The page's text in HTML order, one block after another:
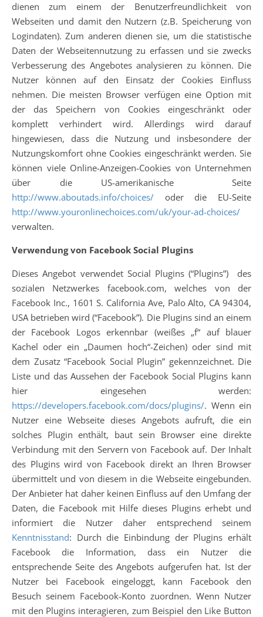
dienen zum einem der Benutzerfreundlichkeit von
Webseiten und damit den Nutzern (z.B. Speicherung von
Logindaten). Zum anderen dienen sie, um die statistische
Daten der Webseitennutzung zu erfassen und sie zwecks
Verbesserung des Angebotes analysieren zu können. Die
Nutzer können auf den Einsatz der Cookies Einfluss
nehmen. Die meisten Browser verfügen eine Option mit
der das Speichern von Cookies eingeschränkt oder
komplett verhindert wird. Allerdings wird darauf
hingewiesen, dass die Nutzung und insbesondere der
Nutzungskomfort ohne Cookies eingeschränkt werden. Sie
können viele Online-Anzeigen-Cookies von Unternehmen
über die US-amerikanische Seite
http://www.aboutads.info/choices/ oder die EU-Seite
http://www.youronlinechoices.com/uk/your-ad-choices/
verwalten.
Verwendung von Facebook Social Plugins
Dieses Angebot verwendet Social Plugins (“Plugins”) des
sozialen Netzwerkes facebook.com, welches von der
Facebook Inc., 1601 S. California Ave, Palo Alto, CA 94304,
USA betrieben wird (“Facebook”). Die Plugins sind an einem
der Facebook Logos erkennbar (weißes „f“ auf blauer
Kachel oder ein „Daumen hoch“-Zeichen) oder sind mit
dem Zusatz “Facebook Social Plugin” gekennzeichnet. Die
Liste und das Aussehen der Facebook Social Plugins kann
hier eingesehen werden:
https://developers.facebook.com/docs/plugins/. Wenn ein
Nutzer eine Webseite dieses Angebots aufruft, die ein
solches Plugin enthält, baut sein Browser eine direkte
Verbindung mit den Servern von Facebook auf. Der Inhalt
des Plugins wird von Facebook direkt an Ihren Browser
übermittelt und von diesem in die Webseite eingebunden.
Der Anbieter hat daher keinen Einfluss auf den Umfang der
Daten, die Facebook mit Hilfe dieses Plugins erhebt und
informiert die Nutzer daher entsprechend seinem
Kenntnisstand: Durch die Einbindung der Plugins erhält
Facebook die Information, dass ein Nutzer die
entsprechende Seite des Angebots aufgerufen hat. Ist der
Nutzer bei Facebook eingeloggt, kann Facebook den
Besuch seinem Facebook-Konto zuordnen. Wenn Nutzer
mit den Plugins interagieren, zum Beispiel den Like Button